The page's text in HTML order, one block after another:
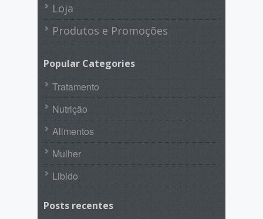
Loja
Produtos e Promoções
Popular Categories
Tratamento
Nutrição
Alimentos
Mulher
Libido
Posts recentes